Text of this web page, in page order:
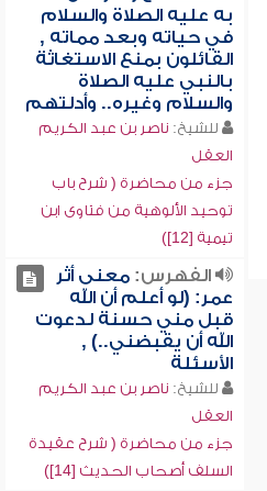
به عليه الصلاة والسلام
في حياته وبعد مماته ,
القائلون بمنع الاستغاثة
بالنبي عليه الصلاة
والسلام وغيره.. وأدلتهم
للشيخ: ناصر بن عبد الكريم
العقل
جزء من محاضرة ( شرح باب
توحيد الألوهية من فتاوى ابن
تيمية [12])
الفهرس:معنى أثر
عمر: (لو أعلم أن الله
قبل مني حسنة لدعوت
الله أن يقبضني..) ,
الأسئلة
للشيخ: ناصر بن عبد الكريم
العقل
جزء من محاضرة ( شرح عقيدة
السلف أصحاب الحديث [14])